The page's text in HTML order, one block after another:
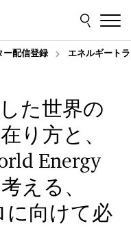
ー配信登録 エネルギート
た世界の
り方と、
Energy
える、
に向けて必